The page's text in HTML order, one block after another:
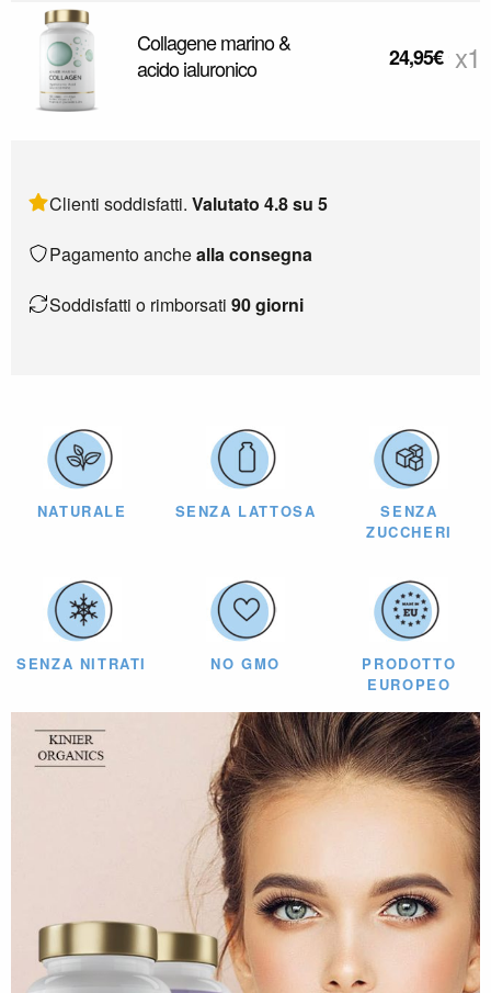
Collagene marino &
acido ialuronico
24,95€ x1
Clienti soddisfatti. Valutato 4.8 su 5
Pagamento anchealla consegna
Soddisfatti o rimborsati 90 giorni
NATURALE SENZA LATTOSA
SENZA
ZUCCHERI
SENZA NITRATI NO GMO
PRODOTTO
EUROPEO